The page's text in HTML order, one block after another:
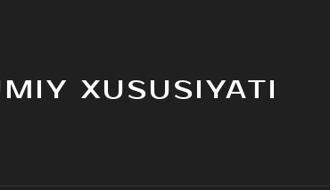
XUSUSIYATI